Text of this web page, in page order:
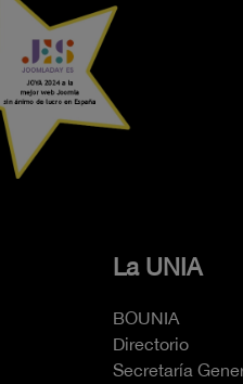
La UNIA
BOUNIA
Directorio
Secretaría